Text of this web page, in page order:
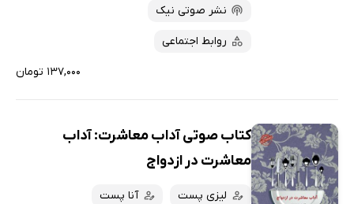
نشر صوتی نیک
روابط اجتماعی
۱۳۷,۰۰۰ تومان
کتاب صوتی آداب معاشرت: آداب
معاشرت در ازدواج
لیزی پست
آنا پست